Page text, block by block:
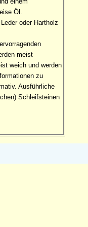
Öl.
oder Hartholz
meist
weich und werden
zu
Ausführliche
Schleifsteinen